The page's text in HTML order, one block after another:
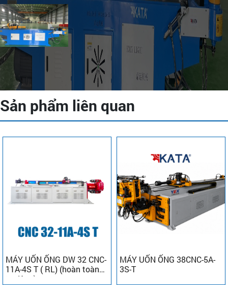
Sản phẩm liên quan
MÁY UỐN ỐNG DW 32 CNC-
11A-4S T ( RL) (hoàn toàn
tự động)
MÁY UỐN ỐNG 38CNC-5A-
3S-T